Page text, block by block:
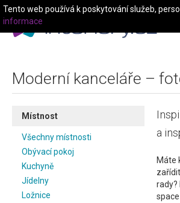
Moderní kanceláře –
Místnost
Všechny místnosti
Obývací pokoj
Kuchyně
Jídelny
Ložnice
a
Máte
rady?
Tento web používá k poskytování služeb,
informace